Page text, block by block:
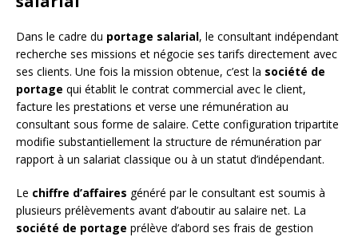
Dans le cadre du portage salarial, le consultant indépendant
recherche ses missions et négocie ses tarifs directement avec
ses clients. Une fois la mission obtenue, c’est la société de
portage qui établit le contrat commercial avec le client,
facture les prestations et verse une rémunération au
consultant sous forme de salaire. Cette configuration tripartite
modifie substantiellement la structure de rémunération par
rapport à un salariat classique ou à un statut d’indépendant.
Le chiffre d’affaires généré par le consultant est soumis à
plusieurs prélèvements avant d’aboutir au salaire net. La
société de portage prélève d’abord ses frais de gestion